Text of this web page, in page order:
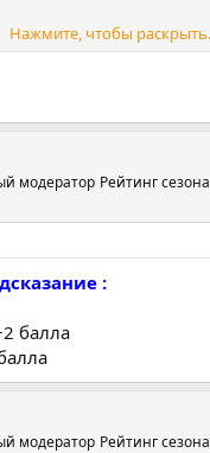
курс рубля по отношению к
валюты -4 балла,если
за лучшее предсказание 2
844)- 42,111
31р 981)- 32,333
рубля по отношению
ЦБ
534)-
Нажмите, чтобы
модератор Рейтинг
:
балла
модератор Рейтинг